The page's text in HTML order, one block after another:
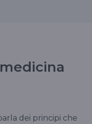
dei principi che